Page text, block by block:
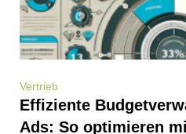
Vertrieb
Effiziente
Ads: So optimieren